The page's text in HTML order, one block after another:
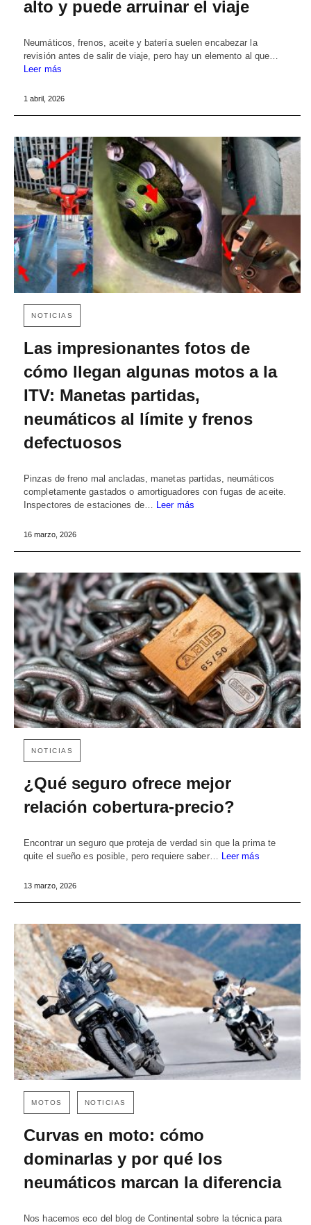
alto y puede arruinar el viaje
Neumáticos, frenos, aceite y batería suelen encabezar la
revisión antes de salir de viaje, pero hay un elemento al que…
Leer más
1 abril, 2026
NOTICIAS
Las impresionantes fotos de
cómo llegan algunas motos a la
ITV: Manetas partidas,
neumáticos al límite y frenos
defectuosos
Pinzas de freno mal ancladas, manetas partidas, neumáticos
completamente gastados o amortiguadores con fugas de aceite.
Inspectores de estaciones de…
Leer más
16 marzo, 2026
NOTICIAS
¿Qué seguro ofrece mejor
relación cobertura-precio?
Encontrar un seguro que proteja de verdad sin que la prima te
quite el sueño es posible, pero requiere saber… Leer más
13 marzo, 2026
MOTOS NOTICIAS
Curvas en moto: cómo
dominarlas y por qué los
neumáticos marcan la diferencia
Nos hacemos eco del blog de Continental sobre la técnica para